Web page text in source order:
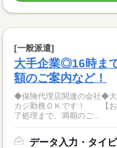
[一般派遣]
大手企業◎16時ま
額のご案内など！
◆保険代理店関連の会社◆大
カジ勤務ＯＫです！ 【お
了処理まで、満期のご...
データ入力・タイ